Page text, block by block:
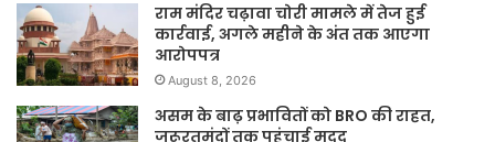
राम मंदिर चढ़ावा चोरी मामले में तेज हुई
कार्रवाई, अगले महीने के अंत तक आएगा
आरोपपत्र
August 8, 2026
असम के बाढ़ प्रभावितों को BRO की राहत,
जरूरतमंदों तक पहुंचाई मदद